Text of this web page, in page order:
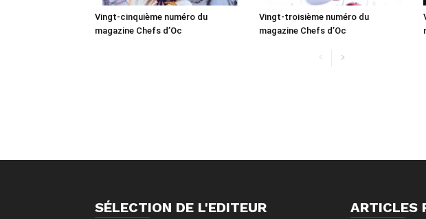
Vingt-cinquième numéro du
magazine Chefs d’Oc
Vingt-troisième numéro du
magazine Chefs d’Oc
SÉLECTION DE L'EDITEUR ARTICLES